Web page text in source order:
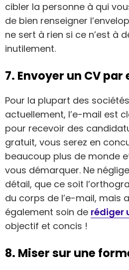
cibler la personne à qui
de bien renseigner
ne sert à rien si ce n’est à
inutilement.
7. Envoyer un CV
Pour la plupart des
actuellement, l’e-mail est
pour recevoir des
gratuit, vous serez en
beaucoup plus de monde
vous démarquer. Ne
détail, que ce soit
du corps de l’e-mail, mais
également soin de rédiger
objectif et concis !
8. Miser sur une